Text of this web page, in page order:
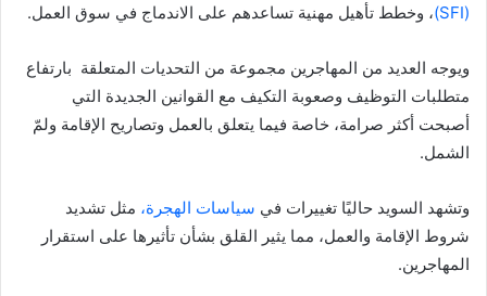
(SFI)
، وخطط تأهيل مهنية تساعدهم على الاندماج في سوق العمل.
ويوجه العديد من المهاجرين مجموعة من التحديات المتعلقة بارتفاع
متطلبات التوظيف وصعوبة التكيف مع القوانين الجديدة التي
أصبحت أكثر صرامة، خاصة فيما يتعلق بالعمل وتصاريح الإقامة ولمّ
الشمل.
وتشهد السويد حاليًا تغييرات في سياسات الهجرة، مثل تشديد
شروط الإقامة والعمل، مما يثير القلق بشأن تأثيرها على استقرار
المهاجرين.